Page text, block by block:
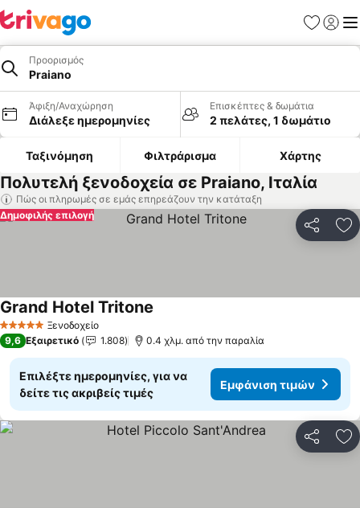
Προορισμός
Praiano
Άφιξη/Αναχώρηση
Διάλεξε ημερομηνίες
Επισκέπτες & δωμάτια
2 πελάτες, 1 δωμάτιο
Ταξινόμηση Φιλτράρισμα Χάρτης
Πολυτελή ξενοδοχεία σε Praiano, Ιταλία
Πώς οι πληρωμές σε εμάς επηρεάζουν την κατάταξη
Δημοφιλής επιλογή
5 Αστέρια Ξενοδοχείο
Grand Hotel Tritone
9,6 Εξαιρετικό 1.808 0.4 χλμ. από την παραλία
Επιλέξτε ημερομηνίες, για να
δείτε τις ακριβείς τιμές
Εμφάνιση τιμών